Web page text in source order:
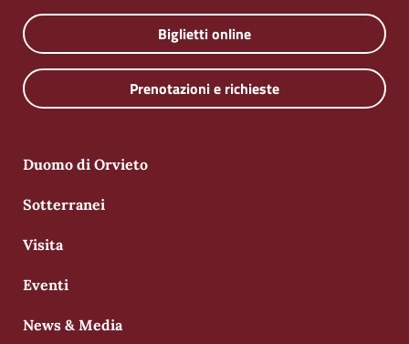
Biglietti online
Prenotazioni e richieste
Duomo di Orvieto
Sotterranei
Visita
Eventi
News & Media